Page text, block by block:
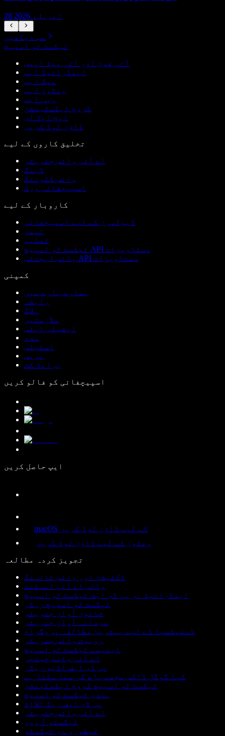
28 اپریل، 2026
سب دیکھیں
ٹیکسٹ ٹو اسپیچ
آئی فون اور آئی پیڈ ایپس
اینڈرائیڈ ایپ
میک ایپ
ونڈوز ایپ
ویب ایپ
کروم ایکسٹینشن
ایج ایڈ آن
ڈاؤن لوڈ کریں
تخلیق کاروں کے لیے
اے آئی وائس جنریٹر
ڈبنگ
وائس کلوننگ
اسپیچفائی ورک
کاروبار کے لیے
ڈیولپرز کے لیے اسپیچفائی
ٹیمز
تعلیم
ٹیکسٹ ٹو اسپیچ API دستاویزات
وائس ایجنٹس API دستاویزات
کمپنی
ہمارے بارے میں
رابطہ
بلاگ
ملازمتیں
ایفیلی ایٹس
مدد
اسٹیٹس
پریس
برانڈ کٹ
اسپیچفائی کو فالو کریں
ایپ حاصل کریں
macOS کے لیے ڈاؤن لوڈ کریں
ونڈوز کے لیے ڈاؤن لوڈ کریں
تجویز کردہ مطالعہ
ڈکٹیشن اور وائس ٹائپنگ
وائس اے آئی اسسٹنٹ
اینڈرائیڈ پر پی ڈی ایف ٹیکسٹ ٹو اسپیچ
ٹیکسٹ ٹو اسپیچ ریڈر
خاتون آواز جنریٹر
مردانہ آواز جنریٹر
ڈسلیکسیا کے لیے بہترین مطالعہ پروگرام
روبوٹ وائس جنریٹر
اینیمے ٹیکسٹ ٹو اسپیچ
اے آئی وائس چینجر
پی ڈی ایف آڈیو ریڈر
کیا گوگل ڈاکس مجھے پڑھ کر سنا سکتا ہے
ٹیکسٹ ٹو اسپیچ کروم ایکسٹینشن
ہندی ٹیکسٹ ٹو اسپیچ
پی ڈی ایف ریڈ الاؤڈ
اے آئی وائس جنریٹر
ٹیکستو آ ووز
لیطوری دی ٹیکسٹو